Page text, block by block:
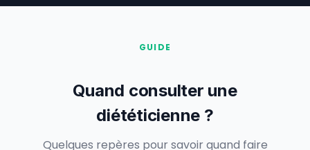
GUIDE
Quand consulter une
diététicienne ?
Quelques repères pour savoir quand faire